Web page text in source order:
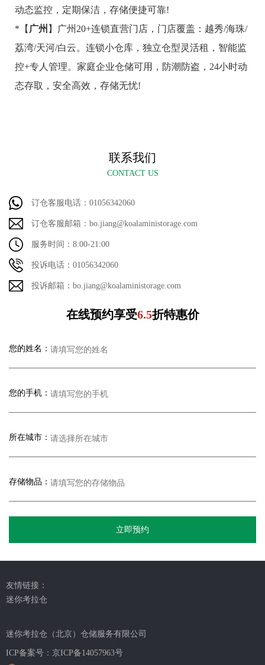
动态监控，定期保洁，存储便捷可靠!
*【 广州 】广州20+连锁直营门店，门店覆盖：越秀/海珠/
荔湾/天河/白云。连锁小仓库，独立仓型灵活租，智能监
控+专人管理。家庭企业仓储可用，防潮防盗，24小时动
态存取，安全高效，存储无忧!
联系我们
CONTACT US
订仓客服电话：01056342060
订仓客服邮箱：bo.jiang@koalaministorage.com
服务时间：8:00-21:00
投诉电话：01056342060
投诉邮箱：bo.jiang@koalaministorage.com
在线预约享受6.5折特惠价
您的姓名：
您的手机：
所在城市：
存储物品：
立即预约
友情链接：
迷你考拉仓
迷你考拉仓（北京）仓储服务有限公司
ICP备案号： 京ICP备14057963号